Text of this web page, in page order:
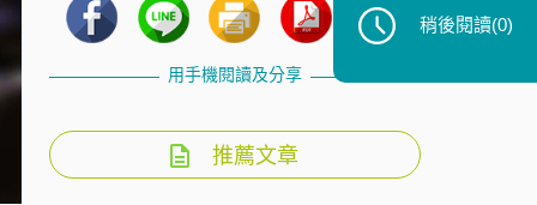
用手機閱讀及分享
推薦文章
稍後閱讀(0)